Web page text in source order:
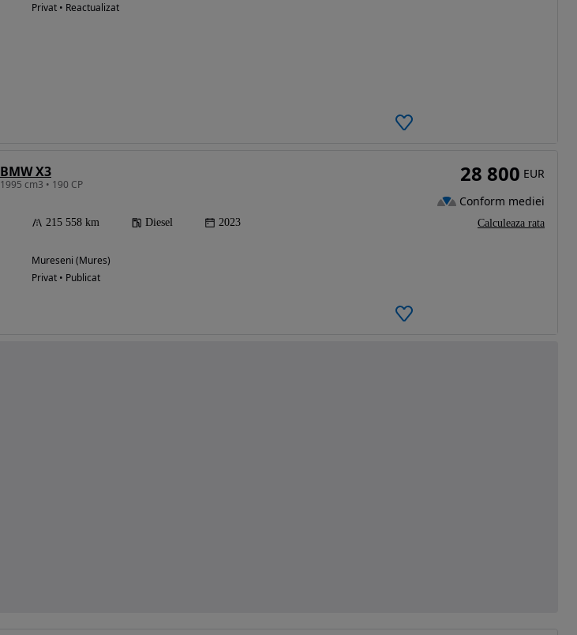
Privat • Reactualizat
BMW X3
1995 cm3 • 190 CP
215 558 km Diesel 2023
Mureseni (Mures)
Privat • Publicat
28 800 EUR
Conform mediei
Calculeaza rata